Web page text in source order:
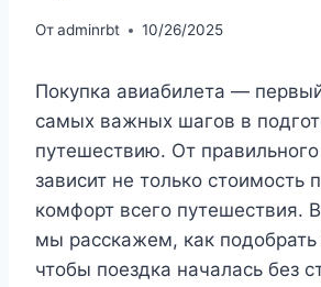
Отadminrbt 10/26/2025
Покупка авиабилета —
самых важных шагов в
путешествию. От
зависит не только стоимость
комфорт всего путешествия. В
мы расскажем, как подобрать
чтобы поездка началась без